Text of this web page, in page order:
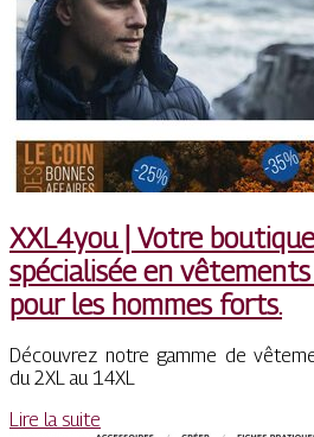
XXL4you | Votre
spécialisée en
pour les hommes forts.
Découvrez notre gamme de
du 2XL au 14XL
Lire la suite